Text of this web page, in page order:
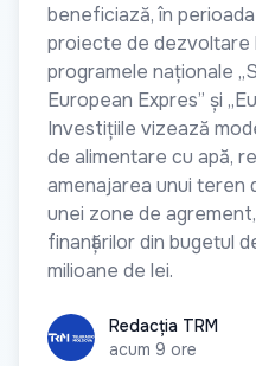
beneficiază, în
proiecte de dezvoltare
programele naționale
European Expres” și
Investițiile vizează
de alimentare cu apă,
amenajarea unui teren
unei zone de
finanțărilor din bugetul
milioane de lei.
Redacția TRM
Redacția TRM
acum 9 ore